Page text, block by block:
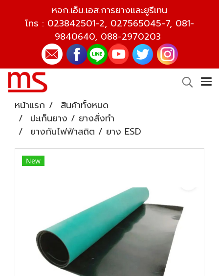
หจก.เอ็ม.เอส.การยางและยูรีเทน
โทร : 023842501-2, 027565045-7, 081-
9840640, 088-2970203
หน้าแรก
สินค้าทั้งหมด
ปะเก็นยาง / ยางสั่งทำ
ยางกันไฟฟ้าสถิต / ยาง ESD
New